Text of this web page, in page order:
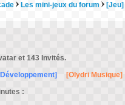
Les mini-jeux du forum
et 143 Invités.
[Olydri Musique]
: